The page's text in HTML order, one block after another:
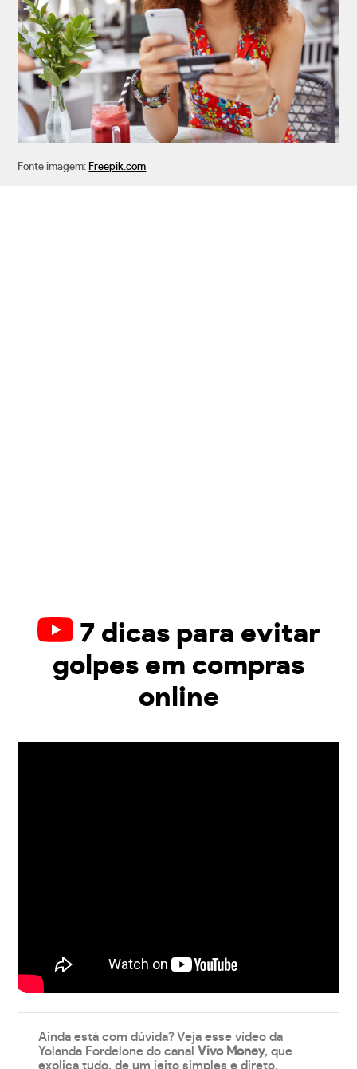
Fonte imagem: Freepik.com
7 dicas para evitar
golpes em compras
online
Ainda está com dúvida? Veja esse vídeo da
Yolanda Fordelone do canalVivo Money, que
explica tudo, de um jeito simples e direto.